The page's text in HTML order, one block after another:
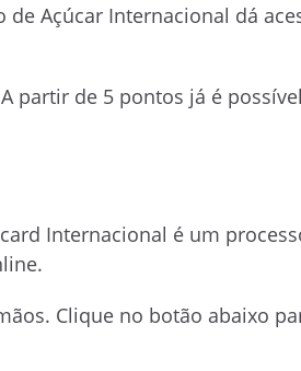
Açúcar Internacional dá
partir de 5 pontos já é
Internacional é um
Clique no botão abaixo